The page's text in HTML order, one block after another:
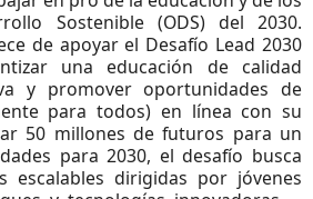
Sostenible (ODS) del 2030.
de apoyar el Desafío Lead 2030
una educación de calidad
y promover oportunidades de
para todos) en línea con su
50 millones de futuros para un
para 2030, el desafío busca
escalables dirigidas por jóvenes